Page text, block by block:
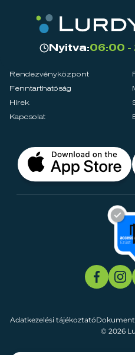
Nyitva:06:00 -
Rendezvényközpont
Fenntarthatóság
Hírek
Kapcsolat
© 2026
Adatkezelési tájékoztató